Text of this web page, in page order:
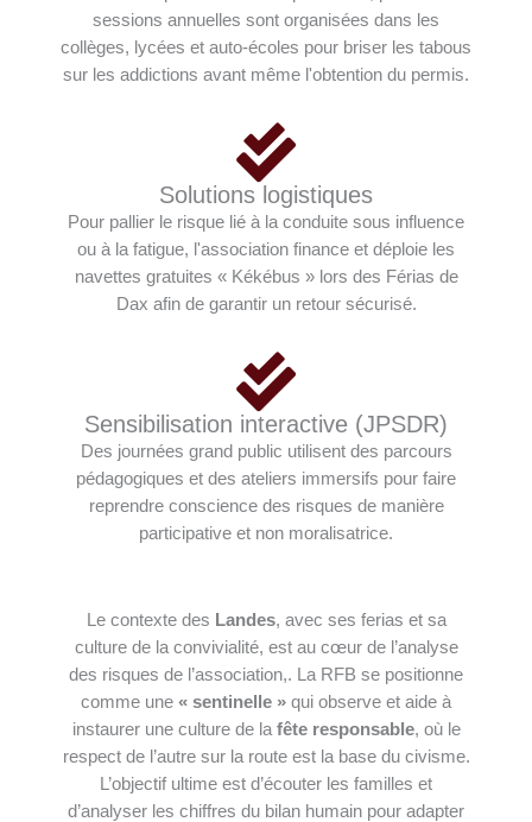
sessions annuelles sont organisées dans les
collèges, lycées et auto-écoles pour briser les tabous
sur les addictions avant même l'obtention du permis.
Solutions logistiques
Pour pallier le risque lié à la conduite sous influence
ou à la fatigue, l'association finance et déploie les
navettes gratuites « Kékébus » lors des Férias de
Dax afin de garantir un retour sécurisé.
Sensibilisation interactive (JPSDR)
Des journées grand public utilisent des parcours
pédagogiques et des ateliers immersifs pour faire
reprendre conscience des risques de manière
participative et non moralisatrice.
Le contexte des Landes, avec ses ferias et sa
culture de la convivialité, est au cœur de l’analyse
des risques de l’association,. La RFB se positionne
comme une « sentinelle » qui observe et aide à
instaurer une culture de la fête responsable, où le
respect de l’autre sur la route est la base du civisme.
L’objectif ultime est d’écouter les familles et
d’analyser les chiffres du bilan humain pour adapter